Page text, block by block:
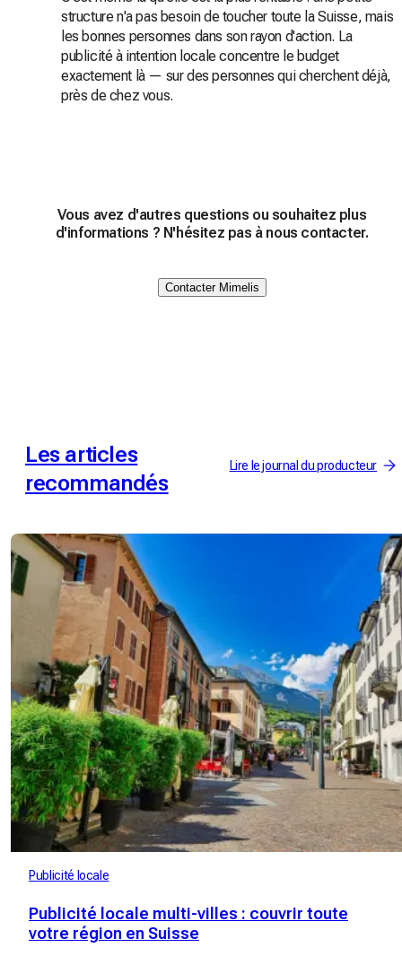
structure n'a pas besoin de toucher toute la Suisse, mais
les bonnes personnes dans son rayon d'action. La
publicité à intention locale concentre le budget
exactement là — sur des personnes qui cherchent déjà,
près de chez vous.
Vous avez d'autres questions ou souhaitez plus
d'informations ? N'hésitez pas à nous contacter.
Contacter Mimelis
Les articles
recommandés
Lire le journal du producteur
Publicité locale
Publicité locale multi-villes : couvrir toute
votre région en Suisse